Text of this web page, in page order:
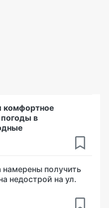
комфортное
погоды в
намерены получить
недострой на ул.